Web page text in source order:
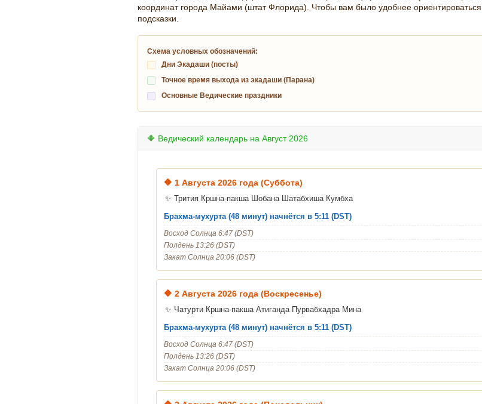
координат города Майами (штат Флорида). Чтобы вам было удобнее
подсказки.
Схема условных обозначений:
Дни Экадаши (посты)
Точное время выхода из экадаши (Парана)
Основные Ведические праздники
🔶 Ведический календарь на Август 2026
🔶 1 Августа 2026 года (Суббота)
✨ Трития Кршна-пакша Шобана Шатабхиша Кумбха
Брахма-мухурта (48 минут) начнётся в 5:11 (DST)
Восход Солнца 6:47 (DST)
Полдень 13:26 (DST)
Закат Солнца 20:06 (DST)
🔶 2 Августа 2026 года (Воскресенье)
✨ Чатурти Кршна-пакша Атиганда Пурвабхадра Мина
Брахма-мухурта (48 минут) начнётся в 5:11 (DST)
Восход Солнца 6:47 (DST)
Полдень 13:26 (DST)
Закат Солнца 20:06 (DST)